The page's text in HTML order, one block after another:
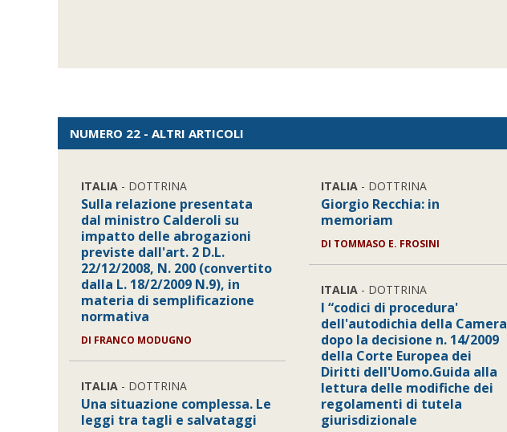
NUMERO 22 - ALTRI ARTICOLI
ITALIA - DOTTRINA
Sulla relazione presentata
dal ministro Calderoli su
impatto delle abrogazioni
previste dall'art. 2 D.L.
22/12/2008, N. 200 (convertito
dalla L. 18/2/2009 N.9), in
materia di semplificazione
normativa
DI FRANCO MODUGNO
ITALIA - DOTTRINA
Una situazione complessa. Le
leggi tra tagli e salvataggi
ITALIA - DOTTRINA
Giorgio Recchia: in
memoriam
DI TOMMASO E. FROSINI
ITALIA - DOTTRINA
I “codici di procedura'
dell'autodichia della Camera
dopo la decisione n. 14/2009
della Corte Europea dei
Diritti dell'Uomo.Guida alla
lettura delle modifiche dei
regolamenti di tutela
giurisdizionale